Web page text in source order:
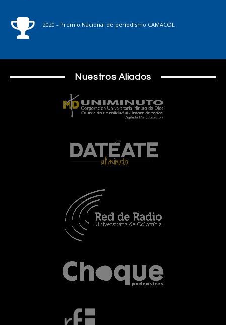
Periodismo en la Era Digital”
UNIMINUTO Radio
Carranwest, la carranga electrónica del
occidente que llega con fuerza a Popular al
Parque 2025
26 Septiembre, 2025
2020 - Premio Nacional de periodismo CAMACOL
Nuestros Aliados